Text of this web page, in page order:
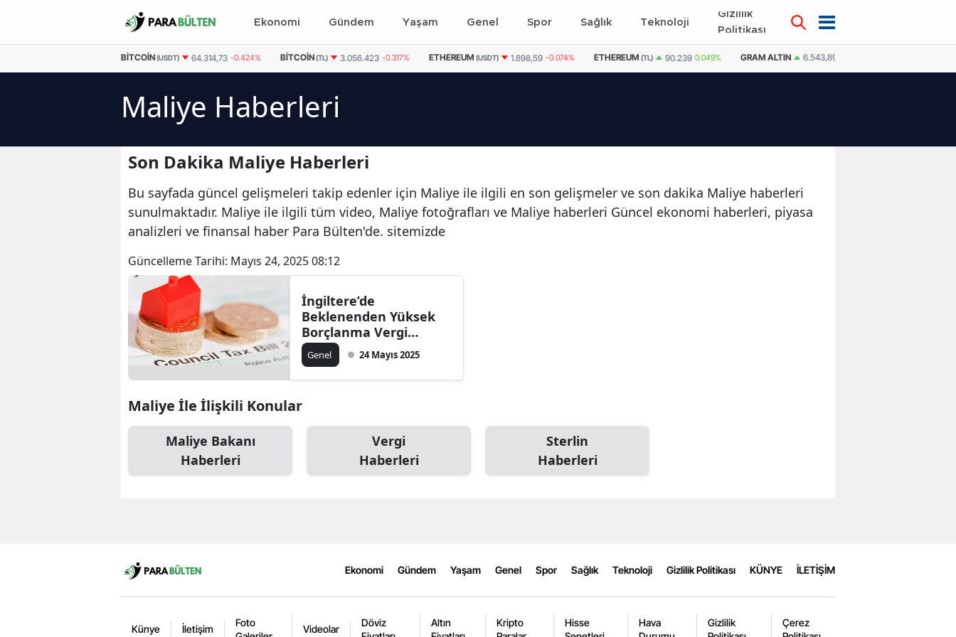
Ekonomi Gündem Yaşam Genel Spor Sağlık Teknoloji
Gizlilik
Politikası
KÜNYE
BITCOIN(USDT) 64.314,73 -0.424% BITCOIN(TL) 3.056.423 -0.317% ETHEREUM (USDT) 1.898,59 -0.074% ETHEREUM (TL) 90.239 0.049% GRAM ALTIN 6.543,89
Maliye Haberleri
Son Dakika Maliye Haberleri
Bu sayfada güncel gelişmeleri takip edenler için Maliye ile ilgili en son gelişmeler ve son dakika Maliye haberleri
sunulmaktadır. Maliye ile ilgili tüm video, Maliye fotoğrafları ve Maliye haberleri Güncel ekonomi haberleri, piyasa
analizleri ve finansal haber Para Bülten'de. sitemizde
Güncelleme Tarihi: Mayıs 24, 2025 08:12
İngiltere’de
Beklenenden Yüksek
Borçlanma Vergi
Artışını Gündeme
Getirdi
Genel 24 Mayıs 2025
Maliye İle İlişkili Konular
Maliye Bakanı
Haberleri
Vergi
Haberleri
Sterlin
Haberleri
Ekonomi Gündem Yaşam Genel Spor Sağlık Teknoloji Gizlilik Politikası KÜNYE İLETİŞİM
Künye İletişim
Foto
Videolar
Döviz
Altın
Kripto
Hisse
Hava
Gizlilik
Çerez